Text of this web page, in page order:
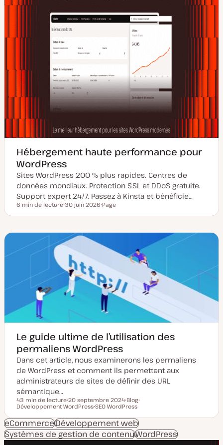
Hébergement haute performance pour
WordPress
Sites WordPress 200 % plus rapides. Centres de
données mondiaux. Protection SSL et DDoS gratuite.
Support expert 24/7. Passez à Kinsta et bénéficie…
Temps de lecture
6 min de lecture
a
e
d
e
e
o
u
30 juin 2026
y
e
e
i
c
a
t
o
n
Page
Le guide ultime de l’utilisation des
permaliens WordPress
Dans cet article, nous examinerons les permaliens
de WordPress et comment ils permettent aux
administrateurs de sites de définir des URL
sémantique…
Temps de lecture
43 min de lecture
D
t
e
d
e
20 septembre 2024
T
p
e
d
e
Blog
j
e
t
Développement WordPress
u
j
e
t
SEO WordPress
eCommerceDéveloppement web
Systèmes de gestion de contenuWordPress